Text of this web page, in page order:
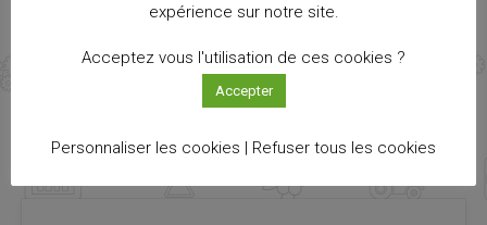
Recevez notre newsletter Info Cluster bimestriel
expérience sur notre site.
Acceptez vous l'utilisation de ces cookies ?
Accepter
Personnaliser les cookies | Refuser tous les cookies